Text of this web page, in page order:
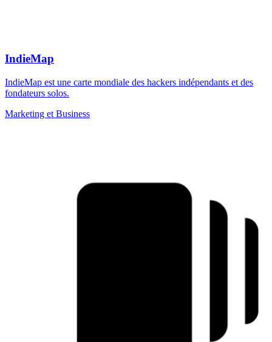
IndieMap
IndieMap est une carte mondiale des hackers indépendants et des
fondateurs solos.
Marketing et Business